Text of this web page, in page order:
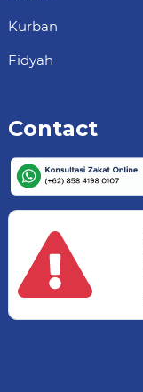
Kurban
Fidyah
Contact